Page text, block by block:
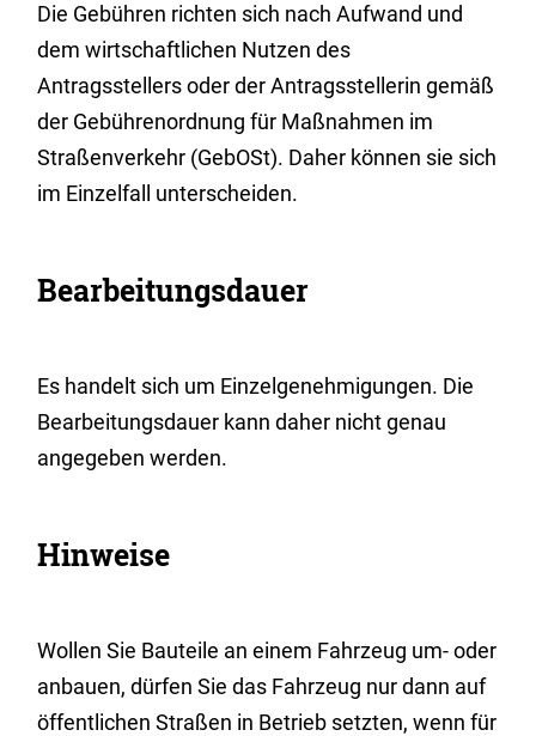
Die Gebühren richten sich nach Aufwand und
dem wirtschaftlichen Nutzen des
Antragsstellers oder der Antragsstellerin gemäß
der Gebührenordnung für Maßnahmen im
Straßenverkehr (GebOSt). Daher können sie sich
im Einzelfall unterscheiden.
Bearbeitungsdauer
Es handelt sich um Einzelgenehmigungen. Die
Bearbeitungsdauer kann daher nicht genau
angegeben werden.
Hinweise
Wollen Sie Bauteile an einem Fahrzeug um- oder
anbauen, dürfen Sie das Fahrzeug nur dann auf
öffentlichen Straßen in Betrieb setzten, wenn für